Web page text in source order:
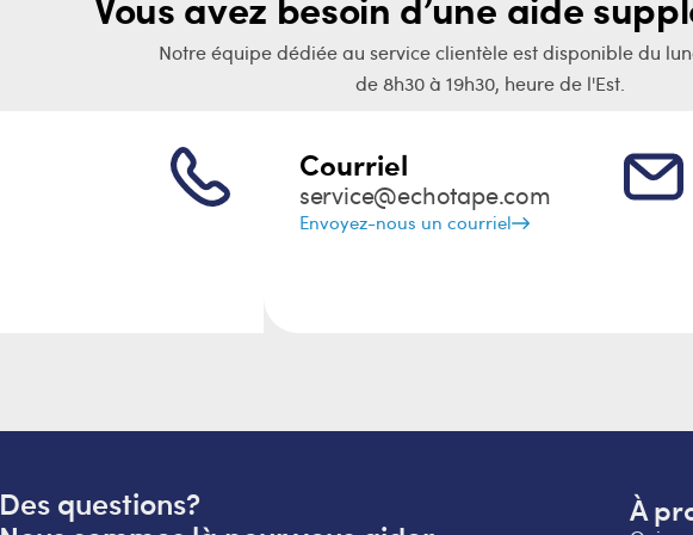
Notre équipe dédiée au service clientèle est disponible du
de 8h30 à 19h30, heure de l'Est.
Courriel
service@echotape.com
Envoyez-nous un courriel
Des questions?
À